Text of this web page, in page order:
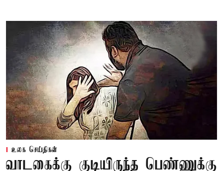
உலக செய்திகள்
வாடகைக்கு குடியிருந்த பெண்ணுக்கு